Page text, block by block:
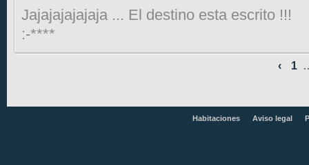
Jajajajajajaja ... El destino esta escrito !!!
:-****
‹ 1
Habitaciones Aviso legal